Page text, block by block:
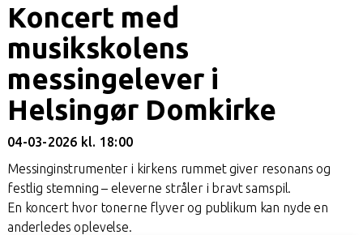
Koncert med
musikskolens
messingelever i
Helsingør Domkirke
04-03-2026 kl. 18:00
Messinginstrumenter i kirkens rummet giver resonans og
festlig stemning – eleverne stråler i bravt samspil.
En koncert hvor tonerne flyver og publikum kan nyde en
anderledes oplevelse.